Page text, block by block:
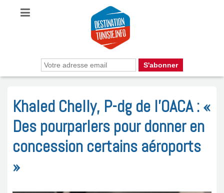
Khaled Chelly, P-dg de l’OACA : «
Des pourparlers pour donner en
concession certains aéroports
»